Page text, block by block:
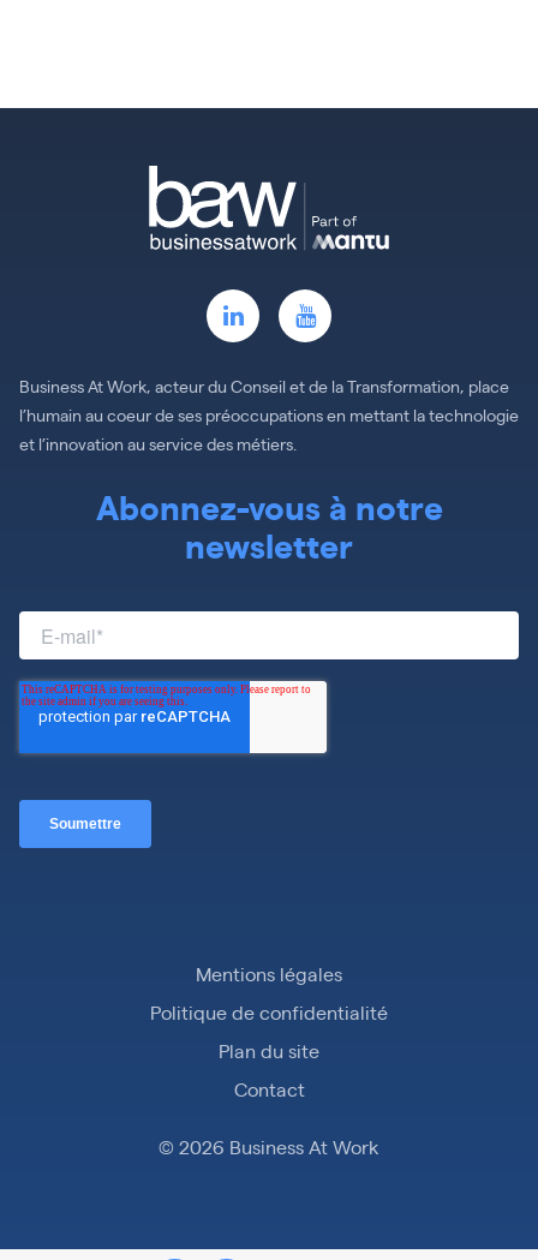
Business At Work, acteur du Conseil et de la Transformation, place
l’humain au coeur de ses préoccupations en mettant la technologie
et l’innovation au service des métiers.
Abonnez-vous à notre
newsletter
Mentions légales
Politique de confidentialité
Plan du site
Contact
© 2026 Business At Work